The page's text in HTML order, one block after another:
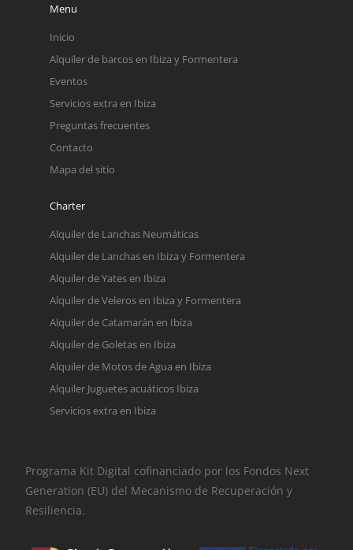
Menu
Inicio
Alquiler de barcos en Ibiza y Formentera
Eventos
Servicios extra en Ibiza
Preguntas frecuentes
Contacto
Mapa del sitio
Charter
Alquiler de Lanchas Neumáticas
Alquiler de Lanchas en Ibiza y Formentera
Alquiler de Yates en Ibiza
Alquiler de Veleros en Ibiza y Formentera
Alquiler de Catamarán en Ibiza
Alquiler de Goletas en Ibiza
Alquiler de Motos de Agua en Ibiza
Alquiler Juguetes acuáticos Ibiza
Servicios extra en Ibiza
Programa Kit Digital cofinanciado por los Fondos Next
Generation (EU) del Mecanismo de Recuperación y
Resiliencia.